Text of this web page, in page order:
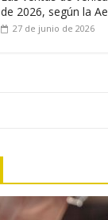
de 2026, según la
27 de junio de 2026